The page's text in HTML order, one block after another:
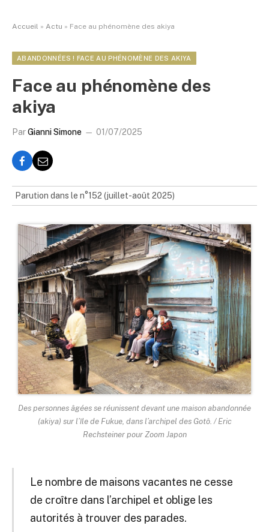
Accueil » Actu » Face au phénomène des akiya
ABANDONNÉES ! FACE AU PHÉNOMÈNE DES AKIYA
Face au phénomène des
akiya
ParGianni Simone 01/07/2025
Parution dans le n°152 (juillet-août 2025)
Des personnes âgées se réunissent devant une maison abandonnée
(akiya) sur l’île de Fukue, dans l’archipel des Gotô. / Eric
Rechsteiner pour Zoom Japon
Le nombre de maisons vacantes ne cesse
de croître dans l’archipel et oblige les
autorités à trouver des parades.